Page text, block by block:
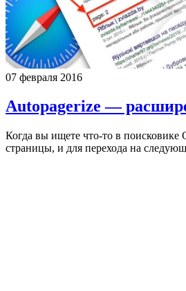
07 февраля 2016
Autopagerize —
Когда вы ищете что-то в поисковике
страницы, и для перехода на